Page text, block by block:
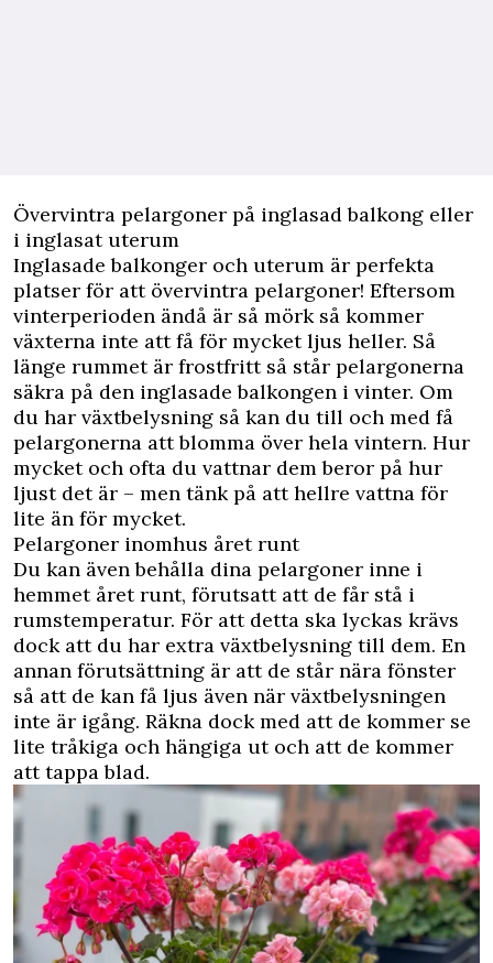
Övervintra pelargoner på inglasad balkong eller
i inglasat uterum
Inglasade balkonger och uterum är perfekta
platser för att övervintra pelargoner! Eftersom
vinterperioden ändå är så mörk så kommer
växterna inte att få för mycket ljus heller. Så
länge rummet är frostfritt så står pelargonerna
säkra på den inglasade balkongen i vinter. Om
du har växtbelysning så kan du till och med få
pelargonerna att blomma över hela vintern. Hur
mycket och ofta du vattnar dem beror på hur
ljust det är – men tänk på att hellre vattna för
lite än för mycket.
Pelargoner inomhus året runt
Du kan även behålla dina pelargoner inne i
hemmet året runt, förutsatt att de får stå i
rumstemperatur. För att detta ska lyckas krävs
dock att du har extra växtbelysning till dem. En
annan förutsättning är att de står nära fönster
så att de kan få ljus även när växtbelysningen
inte är igång. Räkna dock med att de kommer se
lite tråkiga och hängiga ut och att de kommer
att tappa blad.